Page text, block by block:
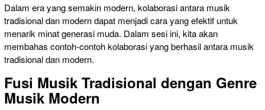
Dalam era yang semakin modern, kolaborasi antara musik
tradisional dan modern dapat menjadi cara yang efektif untuk
menarik minat generasi muda. Dalam sesi ini, kita akan
membahas contoh-contoh kolaborasi yang berhasil antara musik
tradisional dan modern.
Fusi Musik Tradisional dengan Genre
Musik Modern